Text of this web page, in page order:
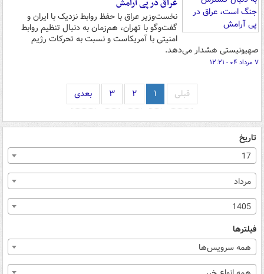
نخست‌وزیر عراق با حفظ روابط نزدیک با ایران و
گفت‌وگو با تهران، هم‌زمان به دنبال تنظیم روابط
امنیتی با آمریکاست و نسبت به تحرکات رژیم
صهیونیستی هشدار می‌دهد.
۷ مرداد ۰۴ - ۱۲:۲۱
قبلی ۱ ۲ ۳ بعدی
تاریخ
17
مرداد
1405
فیلترها
همه سرویس‌ها